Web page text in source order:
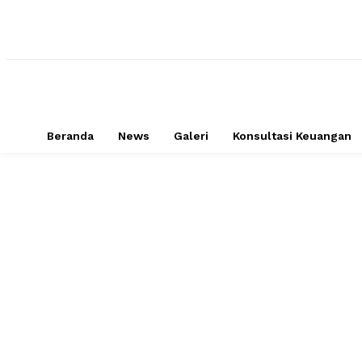
Beranda News Galeri Konsultasi Keuangan